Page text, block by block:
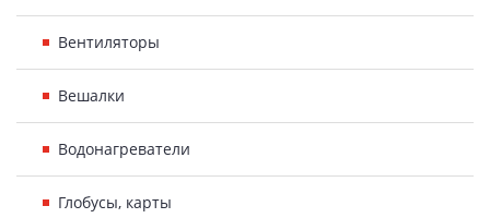
Вентиляторы
Вешалки
Водонагреватели
Глобусы, карты